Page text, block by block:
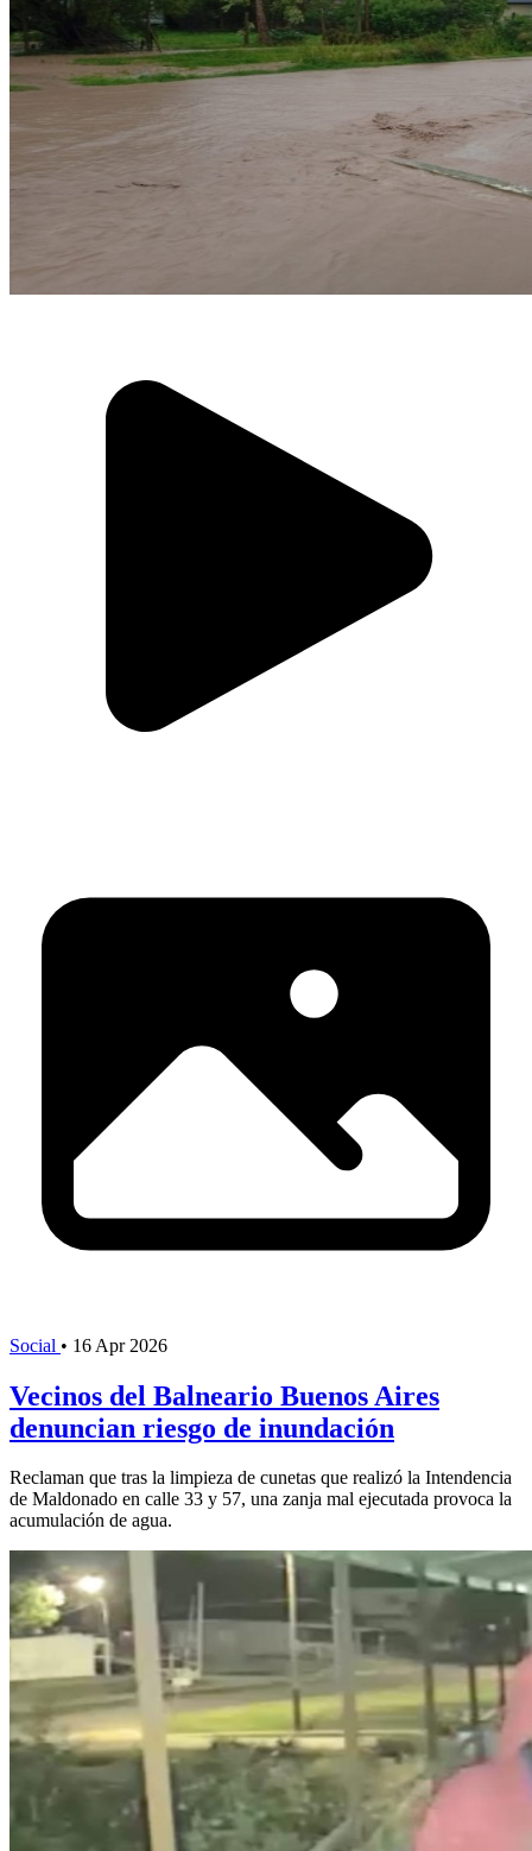
Social • 16 Apr 2026
Vecinos del Balneario Buenos Aires
denuncian riesgo de inundación
Reclaman que tras la limpieza de cunetas que realizó la Intendencia
de Maldonado en calle 33 y 57, una zanja mal ejecutada provoca la
acumulación de agua.